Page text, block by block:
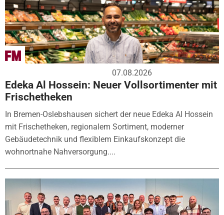
07.08.2026
Edeka Al Hossein: Neuer Vollsortimenter mit
Frischetheken
In Bremen-Oslebshausen sichert der neue Edeka Al Hossein
mit Frischetheken, regionalem Sortiment, moderner
Gebäudetechnik und flexiblem Einkaufskonzept die
wohnortnahe Nahversorgung....